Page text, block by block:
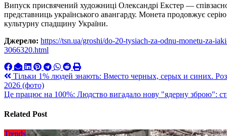
Випуск присвячений художниці Олександрі Екстер —
представниць українського авангарду. Монета продовжує
культурну спадщину України.
Джерело: https://tsn.ua/groshi/do-20-tysiach-za-odnu-monetu-za-
3066320.html
Навигация
по
Тільки 1% людей знають: Вместо черных, серых и синих.
2026 (фото)
Це працює на 100%: Людство вигадало нову "ядерну зброю":
Related Post
Trends